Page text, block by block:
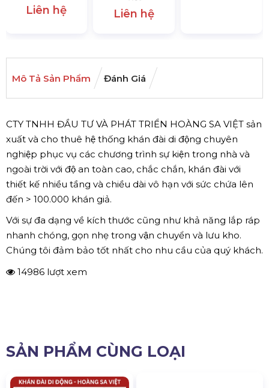
Liên hệ
Thiết Kế 3D Chi
Tiết
Mô Tả Sản Phẩm Đánh Giá
CTY TNHH ĐẦU TƯ VÀ PHÁT TRIỂN HOÀNG SA VIỆT sản
xuất và cho thuê hệ thống khán đài di động chuyên
nghiệp phục vụ các chương trình sự kiện trong nhà và
ngoài trời với độ an toàn cao, chắc chắn, khán đài với
thiết kế nhiều tầng và chiều dài vô hạn với sức chứa lên
đến > 100.000 khán giả.
Với sự đa dạng về kích thước cũng như khả năng lắp ráp
nhanh chóng, gọn nhẹ trong vận chuyển và lưu kho.
Chúng tôi đảm bảo tốt nhất cho nhu cầu của quý khách.
SẢN PHẨM CÙNG LOẠI